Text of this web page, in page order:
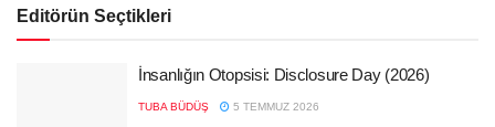
Editörün Seçtikleri
İnsanlığın Otopsisi: Disclosure Day (2026)
TUBA BÜDÜŞ 5 TEMMUZ 2026